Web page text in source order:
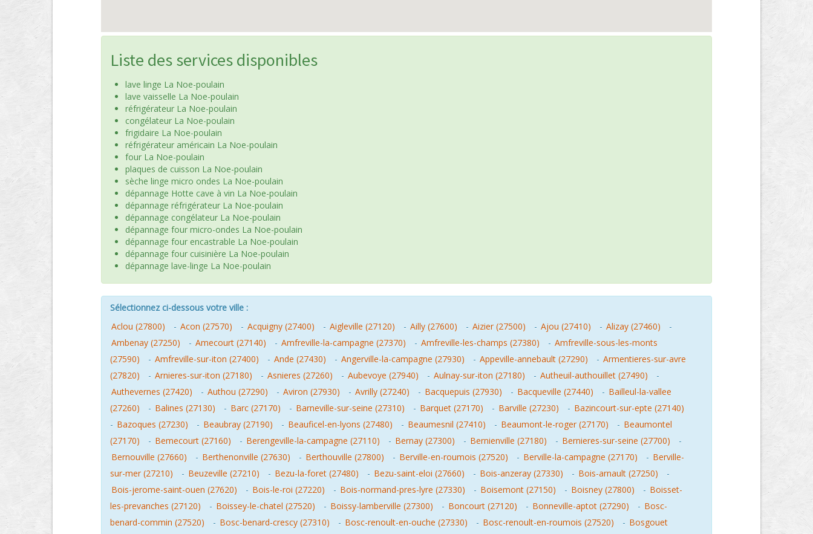
Liste des services disponibles
lave linge La Noe-poulain
lave vaisselle La Noe-poulain
réfrigérateur La Noe-poulain
congélateur La Noe-poulain
frigidaire La Noe-poulain
réfrigérateur américain La Noe-poulain
four La Noe-poulain
plaques de cuisson La Noe-poulain
sèche linge micro ondes La Noe-poulain
dépannage Hotte cave à vin La Noe-poulain
dépannage réfrigérateur La Noe-poulain
dépannage congélateur La Noe-poulain
dépannage four micro-ondes La Noe-poulain
dépannage four encastrable La Noe-poulain
dépannage four cuisinière La Noe-poulain
dépannage lave-linge La Noe-poulain
Sélectionnez ci-dessous votre ville :
Aclou (27800)
- Acon (27570) - Acquigny (27400) - Aigleville (27120) - Ailly (27600) - Aizier (27500) - Ajou (27410) - Alizay (27460)
-
Ambenay (27250)
- Amecourt (27140) - Amfreville-la-campagne (27370) - Amfreville-les-champs (27380) - Amfreville-sous-les-monts
(27590)
- Amfreville-sur-iton (27400) - Ande (27430) - Angerville-la-campagne (27930) - Appeville-annebault (27290) - Armentieres-sur-avre
(27820)
- Arnieres-sur-iton (27180) - Asnieres (27260) - Aubevoye (27940) - Aulnay-sur-iton (27180) - Autheuil-authouillet (27490)
-
Authevernes (27420)
- Authou (27290) - Aviron (27930) - Avrilly (27240) - Bacquepuis (27930) - Bacqueville (27440) - Bailleul-la-vallee
(27260)
- Balines (27130) - Barc (27170) - Barneville-sur-seine (27310) - Barquet (27170) - Barville (27230) - Bazincourt-sur-epte (27140)
- Bazoques (27230) - Beaubray (27190) - Beauficel-en-lyons (27480) - Beaumesnil (27410) - Beaumont-le-roger (27170) - Beaumontel
(27170)
- Bemecourt (27160) - Berengeville-la-campagne (27110) - Bernay (27300) - Bernienville (27180) - Bernieres-sur-seine (27700)
-
Bernouville (27660)
- Berthenonville (27630) - Berthouville (27800) - Berville-en-roumois (27520) - Berville-la-campagne (27170) - Berville-
sur-mer (27210)
- Beuzeville (27210) - Bezu-la-foret (27480) - Bezu-saint-eloi (27660) - Bois-anzeray (27330) - Bois-arnault (27250)
-
Bois-jerome-saint-ouen (27620)
- Bois-le-roi (27220) - Bois-normand-pres-lyre (27330) - Boisemont (27150) - Boisney (27800) - Boisset-
les-prevanches (27120)
- Boissey-le-chatel (27520) - Boissy-lamberville (27300) - Boncourt (27120) - Bonneville-aptot (27290) - Bosc-
benard-commin (27520)
- Bosc-benard-crescy (27310) - Bosc-renoult-en-ouche (27330) - Bosc-renoult-en-roumois (27520) - Bosgouet